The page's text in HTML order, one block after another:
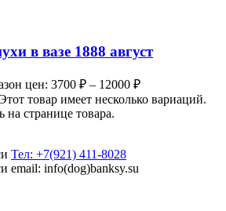
в вазе 1888 август
цен: 3700 ₽ – 12000 ₽
товар имеет несколько вариаций.
странице товара.
Тел: +7(921) 411-8028
email: info(dog)banksy.su